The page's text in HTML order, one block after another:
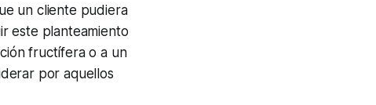
un cliente pudiera
este planteamiento
fructífera o a un
por aquellos